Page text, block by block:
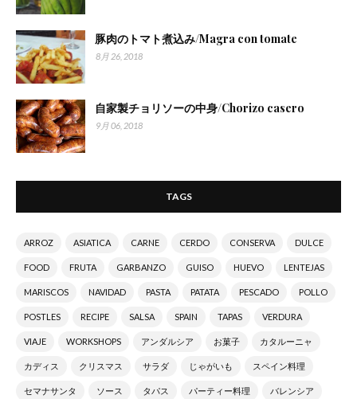
豚肉のトマト煮込み/Magra con tomate
8月 26, 2018
自家製チョリソーの中身/Chorizo casero
9月 06, 2018
TAGS
ARROZ ASIATICA CARNE CERDO CONSERVA DULCE
FOOD FRUTA GARBANZO GUISO HUEVO LENTEJAS
MARISCOS NAVIDAD PASTA PATATA PESCADO POLLO
POSTLES RECIPE SALSA SPAIN TAPAS VERDURA
VIAJE WORKSHOPS アンダルシア お菓子 カタルーニャ
カディス クリスマス サラダ じゃがいも スペイン料理
セマナサンタ ソース タパス パーティー料理 バレンシア